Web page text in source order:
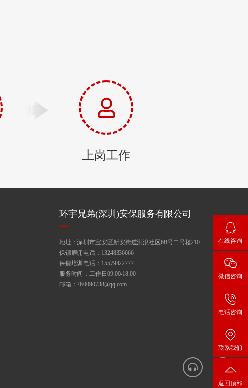
上岗工作
环宇兄弟(深圳)安保服务有限公司
地址：深圳市宝安区新安街道洪浪社区68号二号楼210
保镖雇佣电话：13248336666
保镖培训电话：15579422777
服务时间：工作日09:00-18:00
邮箱：760090738@qq.com
在线咨询
微信咨询
电话咨询
联系我们
返回顶部